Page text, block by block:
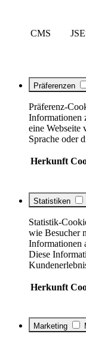
CMS
Präferenzen
Präferenz-
Informationen
eine Webseite
Sprache oder
Herkunft
Statistiken
Statistik-
wie Besucher
Informationen
Diese
Herkunft
Marketing